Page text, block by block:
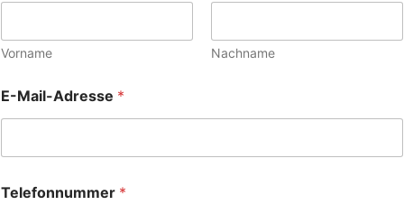
Vorname Nachname
E-Mail-Adresse *
Telefonnummer *